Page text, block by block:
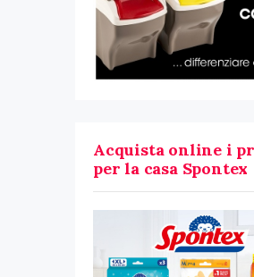
Acquista online i
per la casa Spontex